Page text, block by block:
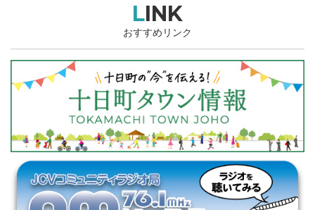
LINK
おすすめリンク